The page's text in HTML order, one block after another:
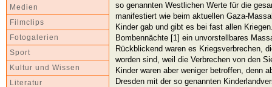
Medien
Filmclips
Fotogalerien
Sport
Kultur und Wissen
Literatur
so genannten Westlichen Werte für die
manifestiert wie beim aktuellen Gaza-
Kinder gab und gibt es bei fast allen
Bombennächte [1] ein unvorstellbares
Rückblickend waren es Kriegsverbrechen,
worden sind, weil die Verbrechen von den
Kinder waren aber weniger betroffen, denn
Dresden mit der so genannten